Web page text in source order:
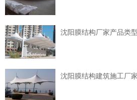
沈阳膜结构厂家产品类
沈阳膜结构建筑施工厂